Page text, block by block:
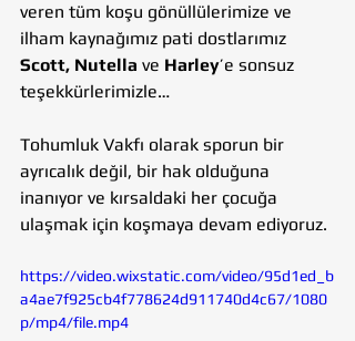
veren tüm koşu gönüllülerimize ve
ilham kaynağımız pati dostlarımız
Scott, Nutella ve Harley’e sonsuz
teşekkürlerimizle…
Tohumluk Vakfı olarak sporun bir
ayrıcalık değil, bir hak olduğuna
inanıyor ve kırsaldaki her çocuğa
ulaşmak için koşmaya devam ediyoruz.
https://video.wixstatic.com/video/95d1ed_b
a4ae7f925cb4f778624d911740d4c67/1080
p/mp4/file.mp4